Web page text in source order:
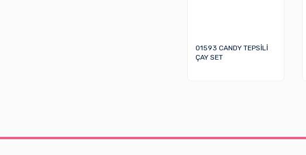
01593 CANDY TEPSİLİ
ÇAY SET